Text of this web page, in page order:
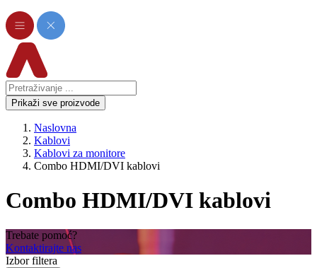
Prikaži sve proizvode
Naslovna
Kablovi
Kablovi za monitore
Combo HDMI/DVI kablovi
Combo HDMI/DVI kablovi
Trebate pomoć?
Kontaktirajte nas
Izbor filtera